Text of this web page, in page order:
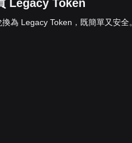
Legacy Token
為 Legacy Token，既簡單又安